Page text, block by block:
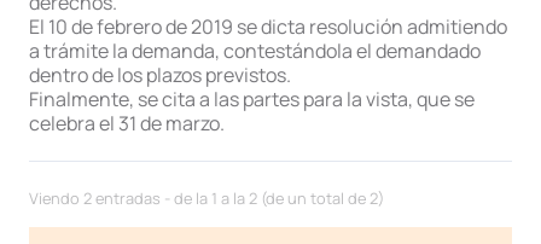
El 10 de febrero de 2019 se dicta resolución admitiendo
a trámite la demanda, contestándola el demandado
dentro de los plazos previstos.
Finalmente, se cita a las partes para la vista, que se
celebra el 31 de marzo.
Viendo 2 entradas - de la 1 a la 2 (de un total de 2)